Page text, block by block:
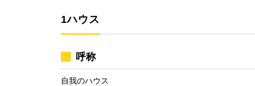
1ハウス
呼称
自我のハウス